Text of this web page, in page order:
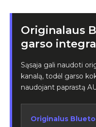
Originalaus
garso
Sąsaja gali naudoti
kanalą, todėl garso
naudojant paprastą
Originalus